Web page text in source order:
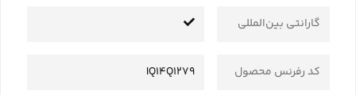
گارانتی بین‌المللی
کد رفرنس محصول IQ14Q1279